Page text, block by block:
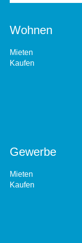
Wohnen
Mieten
Kaufen
Gewerbe
Mieten
Kaufen